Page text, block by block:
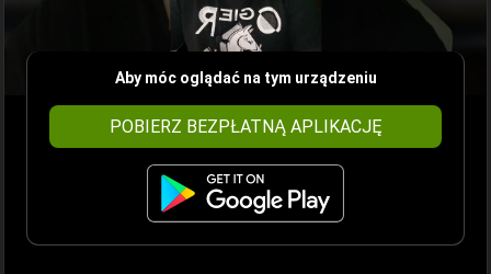
Aby móc oglądać na tym urządzeniu
POBIERZ BEZPŁATNĄ APLIKACJĘ